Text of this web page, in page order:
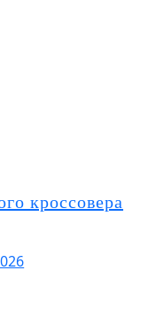
кроссовера